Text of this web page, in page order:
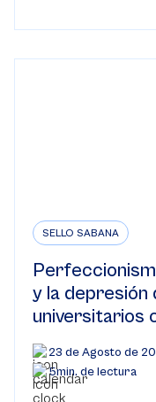
SELLO SABANA
y la depresión
universitarios
23 de Agosto de
5min. de lectura